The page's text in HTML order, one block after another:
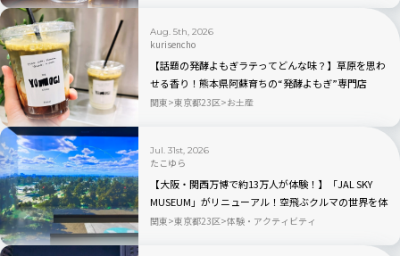
Aug. 5th, 2026
kurisencho
【話題の発酵よもぎラテってどんな味？】草原を思わ
せる香り！熊本県阿蘇育ちの“発酵よもぎ”専門店
「BETWEEN by THE YOMOGI STAND」渋谷にオープ
関東 東京都23区 お土産
Jul. 31st, 2026
たこゆら
【大阪・関西万博で約13万人が体験！】「JAL SKY
MUSEUM」がリニューアル！空飛ぶクルマの世界を体
験できる「そらクルーズ」が新登場
関東 東京都23区 体験・アクティビティ